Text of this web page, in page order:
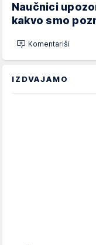
Naučnici
kakvo smo
Komentariši
IZDVAJAMO